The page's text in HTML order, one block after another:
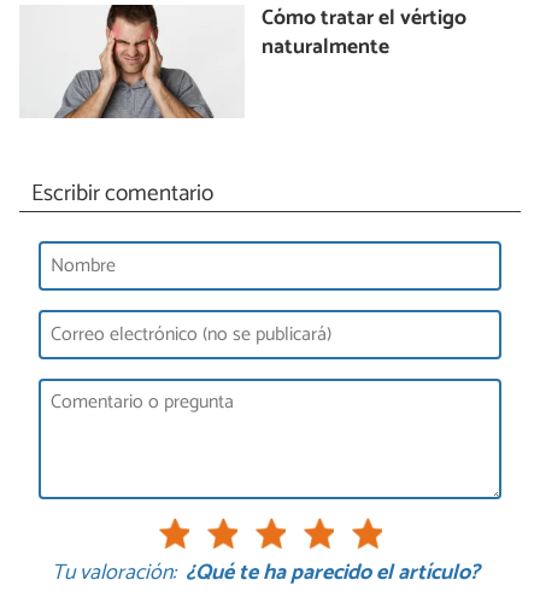
Cómo tratar el vértigo
naturalmente
Escribir comentario
Tu valoración: ¿Qué te ha parecido el artículo?